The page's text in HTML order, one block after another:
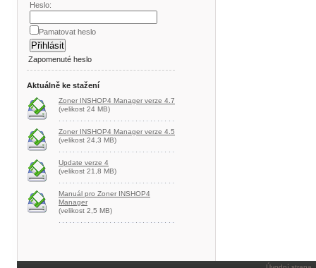
Heslo:
Pamatovat heslo
Zapomenuté heslo
Aktuálně ke stažení
Zoner INSHOP4 Manager verze 4.7
(velikost 24 MB)
Zoner INSHOP4 Manager verze 4.5
(velikost 24,3 MB)
Update verze 4
(velikost 21,8 MB)
Manuál pro Zoner INSHOP4
Manager
(velikost 2,5 MB)